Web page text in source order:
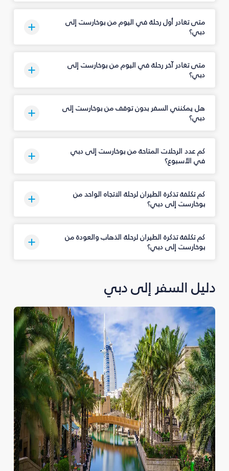
متى تغادر أول رحلة في اليوم من بوخارست إلى
دبي؟
متى تغادر آخر رحلة في اليوم من بوخارست إلى
دبي؟
هل يمكنني السفر بدون توقف من بوخارست إلى
دبي؟
كم عدد الرحلات المتاحة من بوخارست إلى دبي
في الأسبوع؟
كم تكلفة تذكرة الطيران لرحلة الاتجاه الواحد من
بوخارست إلى دبي؟
كم تكلفة تذكرة الطيران لرحلة الذهاب والعودة من
بوخارست إلى دبي؟
دليل السفر إلى دبي